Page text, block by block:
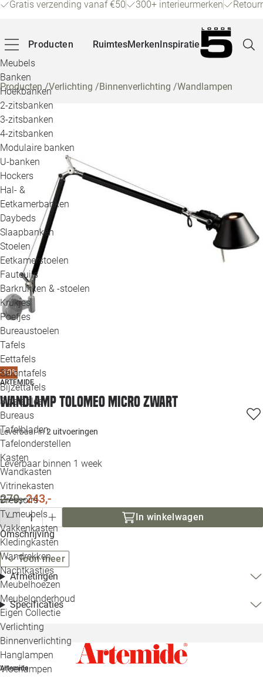
Gratis verzending vanaf €50 300+ interieurmerken
Producten
Meubels
Banken
Hoekbanken
2-zitsbanken
3-zitsbanken
4-zitsbanken
Modulaire banken
U-banken
Hockers
Hal- &
Eetkamerbanken
Daybeds
Slaapbanken
Stoelen
Eetkamerstoelen
Fauteuils
Barkrukken & -stoelen
Krukjes
Poefjes
Bureaustoelen
Tafels
Eettafels
Salontafels
Bijzettafels
Sidetables
Bureaus
Tafelbladen
Tafelonderstellen
Kasten
Wandkasten
Vitrinekasten
Dressoirs
Tv meubels
Vakkenkasten
Kledingkasten
Wandrekken
Nachtkastjes
Meubelhoezen
Meubelonderhoud
Eigen Collectie
Verlichting
Binnenverlichting
Hanglampen
Vloerlampen
RuimtesMerkenInspiratie
Producten/Verlichting /Binnenverlichting /Wandlampen
-10%
ARTEMIDE
Wandlamp Tolomeo Micro zwart
Leverbaar in2 uitvoeringen
Leverbaar binnen 1 week
270,-243,-
In winkelwagen
Omschrijving
Toon meer
Afmetingen
Specificaties
Artemide